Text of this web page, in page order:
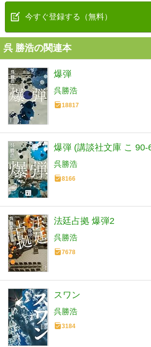
今すぐ登録する（無料）
呉 勝浩の関連本
爆弾
呉勝浩
18817
爆弾 (講談社文庫 こ 90-
呉勝浩
8166
法廷占拠 爆弾2
呉勝浩
7678
スワン
呉勝浩
3184